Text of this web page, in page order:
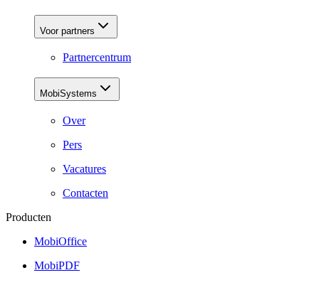
Voor partners
Partnercentrum
MobiSystems
Over
Pers
Vacatures
Contacten
Producten
MobiOffice
MobiPDF